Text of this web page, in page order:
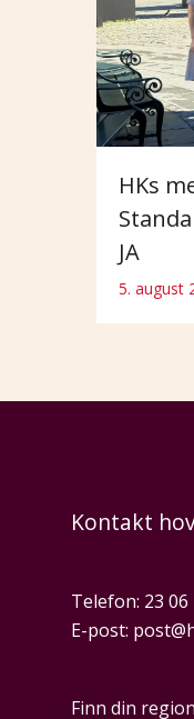
HKs
JA
5. august
Kontakt
Telefon: 23 06
E-post:
Finn din region